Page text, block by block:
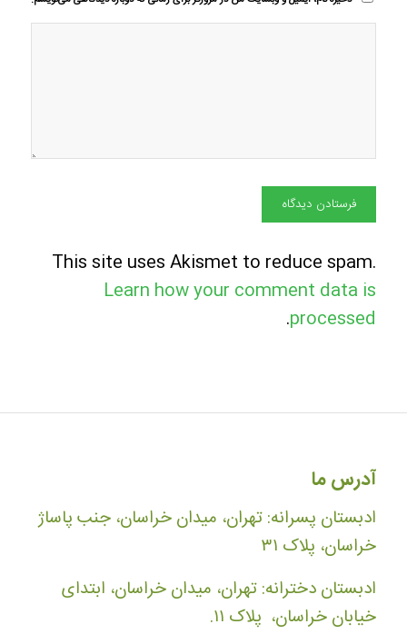
This site uses Akismet to reduce spam.
Learn how your comment data is
processed
.
آدرس ما
ادبستان پسرانه: تهران، میدان خراسان، جنب پاساژ
خراسان، پلاک ۳۱
ادبستان دخترانه: تهران، میدان خراسان، ابتدای
خیابان خراسان، پلاک ۱۱.